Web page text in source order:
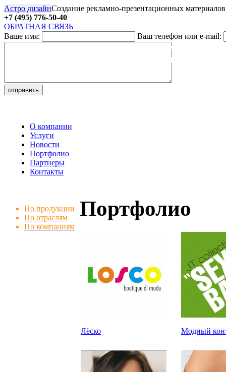
27
Астро дизайнСоздание рекламно-презентационных материалов
+7 (495) 776-50-40
ОБРАТНАЯ СВЯЗЬ
Ваше имя:
Ваш телефон или e-mail:
О компании
Услуги
Новости
Портфолио
Партнеры
Контакты
По продукции
По отраслям
По компаниям
Портфолио
Лёско Модный